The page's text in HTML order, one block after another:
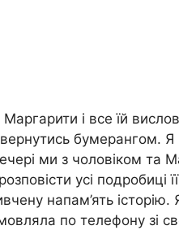
Маргарити і все їй
бумерангом. Я
ми з чоловіком та
усі подробиці
напам’ять
по телефону зі